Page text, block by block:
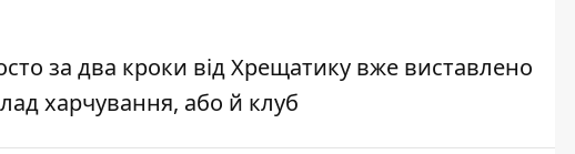
за два кроки від Хрещатику вже виставлено
харчування, або й клуб